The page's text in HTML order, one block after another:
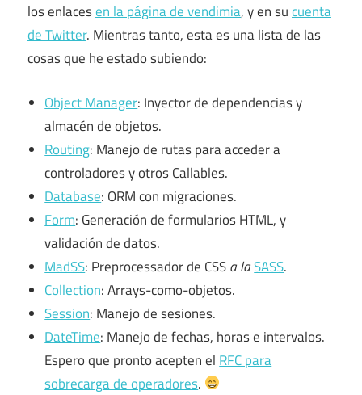
los enlacesen la página de vendimia, y en sucuenta
de Twitter. Mientras tanto, esta es una lista de las
cosas que he estado subiendo:
Object Manager: Inyector de dependencias y
almacén de objetos.
Routing: Manejo de rutas para acceder a
controladores y otros Callables.
Database: ORM con migraciones.
Form: Generación de formularios HTML, y
validación de datos.
MadSS: Preprocessador de CSSa laSASS.
Collection: Arrays-como-objetos.
Session: Manejo de sesiones.
DateTime: Manejo de fechas, horas e intervalos.
Espero que pronto acepten el RFC para
sobrecarga de operadores.